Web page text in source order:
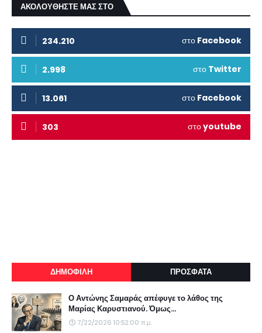
ΑΚΟΛΟΥΘΗΣΤΕ ΜΑΣ ΣΤΟ
234.210 στο Facebook
2.998 στο Twitter
13.061 στο Facebook
303 στοyoutube
ΔΗΜΟΦΙΛΗ ΠΡΟΣΦΑΤΑ
Ο Αντώνης Σαμαράς απέφυγε το λάθος της
Μαρίας Καρυστιανού. Όμως...
7/22/2026 10:52:00 π.μ.